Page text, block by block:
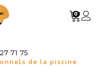
0
71 75
de la piscine